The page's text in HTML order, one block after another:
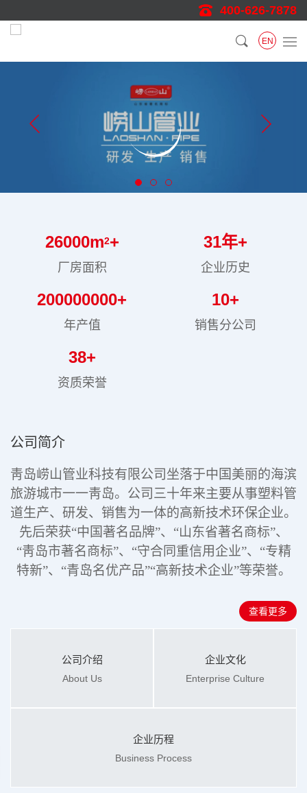
400-626-7878
EN
26000m2+
厂房面积
31年+
企业历史
200000000+
年产值
10+
销售分公司
38+
资质荣誉
公司简介
靑岛崂山管业科技有限公司坐落于中国美丽的海滨
旅游城市一一靑岛。公司三十年来主要从事塑料管
道生产、研发、销售为一体的高新技术环保企业。
先后荣获“中国著名品牌”、“山东省著名商标”、
“靑岛市著名商标”、“守合同重信用企业”、“专精
特新”、“青岛名优产品”“高新技术企业”等荣誉。
查看更多
公司介绍
About Us
企业文化
Enterprise Culture
企业历程
Business Process